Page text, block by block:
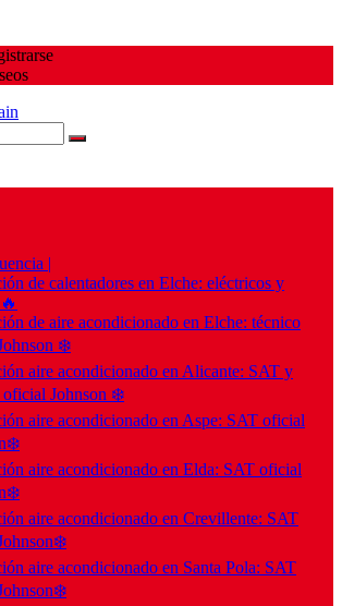
|
de calentadores en Elche: eléctricos y
de aire acondicionado en Elche: técnico
❄️
aire acondicionado en Alicante: SAT y
oficial Johnson ❄️
aire acondicionado en Aspe: SAT oficial
aire acondicionado en Elda: SAT oficial
aire acondicionado en Crevillente: SAT
aire acondicionado en Santa Pola: SAT